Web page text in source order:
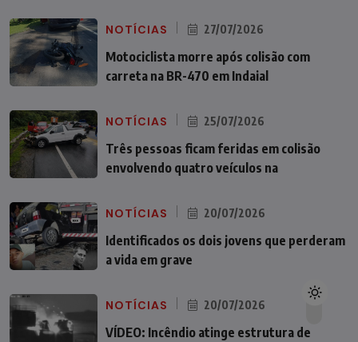
NOTÍCIAS 27/07/2026
Motociclista morre após colisão com
carreta na BR-470 em Indaial
NOTÍCIAS 25/07/2026
Três pessoas ficam feridas em colisão
envolvendo quatro veículos na
NOTÍCIAS 20/07/2026
Identificados os dois jovens que perderam
a vida em grave
NOTÍCIAS 20/07/2026
VÍDEO: Incêndio atinge estrutura de